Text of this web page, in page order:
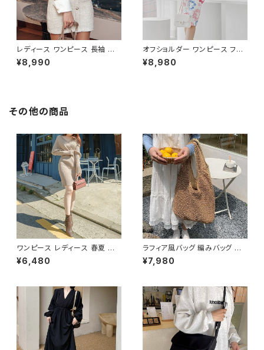
レディース ワンピース 長袖 シャ
ツワンピース ツイード切替 ミニ
ワンピース 上品 フォーマル ホ
冬 着痩せ効果 きちんと見え カ
¥8,990
オフショルダー ワンピース フラ
ワー柄 タイトワンピース ドレス
花柄ワンピ 春夏 エレガント 大
¥8,980
その他の商品
ワンピース レディース 春夏 秋
冬 春 夏 秋 冬 黒 タイトワンピ
ース ニットワンピース 長袖 カシ
ムワンピース きれいめ 韓国 タ
イトニットワンピース ミモレ ひ
ざ丈ワンピース ンプル 韓国ファ
ッション OL カジュアル Vネック
深Vネック ベージュ シンプル 1
0代 20代 30代 40代 C-OSS
0078
¥6,480
ラフィア風バッグ 編みバッグ か
ごバッグ レディース 肩掛け 大
容量 ナチュラル素材 韓国ファッ
B0225
¥7,980